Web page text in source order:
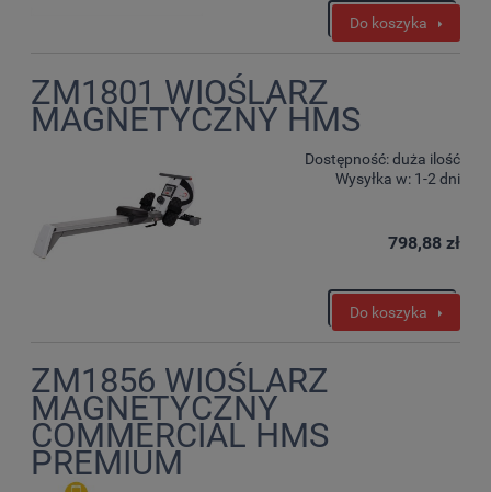
Do koszyka
ZM1801 WIOŚLARZ
MAGNETYCZNY HMS
Dostępność:duża ilość
Wysyłka w: 1-2 dni
798,88 zł
Do koszyka
ZM1856 WIOŚLARZ
MAGNETYCZNY
COMMERCIAL HMS
PREMIUM